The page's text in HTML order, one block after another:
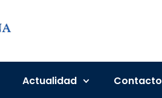
Actualidad Contacto